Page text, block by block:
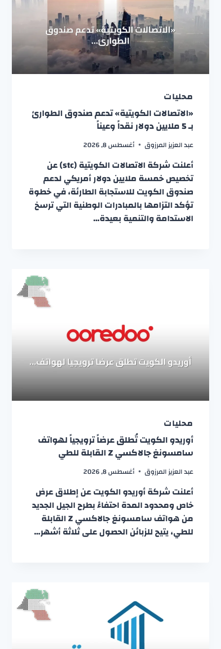
محليات
«الاتصالات الكويتية» تدعم صندوق الطوارئ
بـ 5 ملايين دولار نقداً وعيناً
عبد العزيز المرزوق أغسطس 8, 2026
أعلنت شركة الاتصالات الكويتية (stc) عن
تخصيص خمسة ملايين دولار أمريكي لدعم
صندوق الكويت للاستجابة الطارئة، في خطوة
تؤكد التزامها بالمبادرات الوطنية التي ترسخ
الاستدامة والتنمية بعيدة…
محليات
أوريدو الكويت تُطلق عرضاً ترويجياً لهواتف
سامسونغ جالاكسي Z القابلة للطي
عبد العزيز المرزوق أغسطس 8, 2026
أعلنت شركة أوريدو الكويت عن إطلاق عرض
خاص ومحدود المدة احتفاءً بطرح الجيل الجديد
من هواتف سامسونغ جالاكسي Z القابلة
للطي، يتيح للزبائن الحصول على ثلاثة أشهر…